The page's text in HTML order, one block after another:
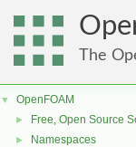
The
▼ OpenFOAM
► Free, Open Source
► Namespaces